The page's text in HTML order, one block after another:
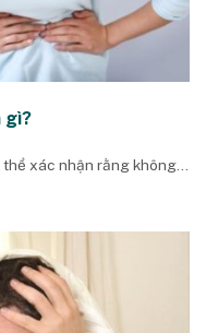
gì?
xác nhận rằng không...